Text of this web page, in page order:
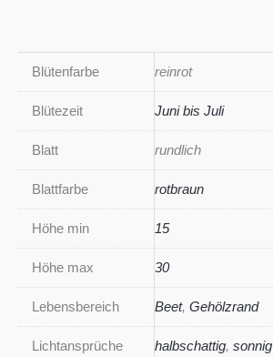
Blütenfarbe reinrot
Blütezeit Juni bis Juli
Blatt rundlich
Blattfarbe rotbraun
Höhe min 15
Höhe max 30
Lebensbereich Beet, Gehölzrand
Lichtansprüche halbschattig, sonnig